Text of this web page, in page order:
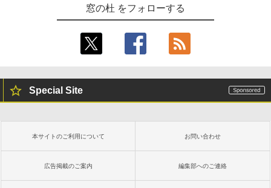
窓の杜 をフォローする
Special Site
本サイトのご利用について お問い合わせ
広告掲載のご案内 編集部へのご連絡